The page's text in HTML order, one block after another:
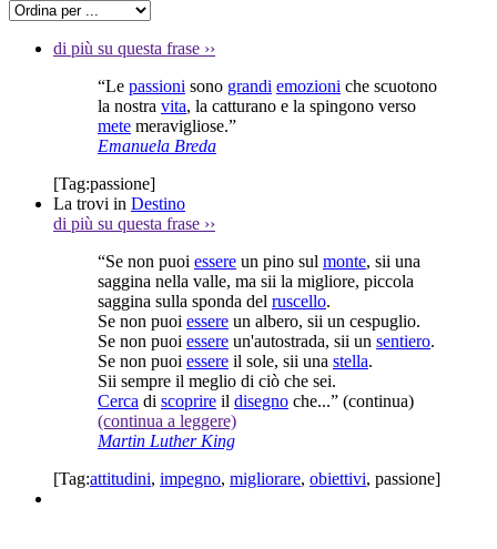
di più su questa frase ››
“Le passioni sono grandi emozioni che scuotono
la nostra vita, la catturano e la spingono verso
mete meravigliose.”
Emanuela Breda
[Tag:passione]
La trovi in Destino
di più su questa frase ››
“Se non puoi essere un pino sul monte, sii una
saggina nella valle, ma sii la migliore, piccola
saggina sulla sponda del ruscello.
Se non puoi essere un albero, sii un cespuglio.
Se non puoi essere un'autostrada, sii un sentiero.
Se non puoi essere il sole, sii una stella.
Sii sempre il meglio di ciò che sei.
Cerca di scoprire il disegno che...” (continua)
(continua a leggere)
Martin Luther King
[Tag:attitudini, impegno, migliorare, obiettivi, passione]